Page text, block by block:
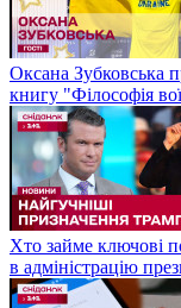
Оксана Зубковська
книгу "Філософія
Хто займе ключові
в адміністрацію